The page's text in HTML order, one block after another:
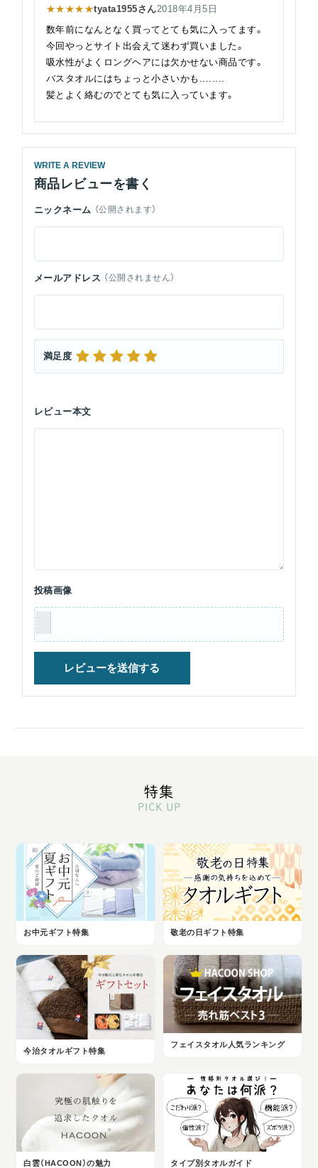
★★★★★tyata1955さん2018年4月5日
数年前になんとなく買ってとても気に入ってます。
今回やっとサイト出会えて迷わず買いました。
吸水性がよくロングヘアには欠かせない商品です。
バスタオルにはちょっと小さいかも........
髪とよく絡むのでとても気に入っています。
WRITE A REVIEW
商品レビューを書く
ニックネーム （公開されます）
メールアドレス （公開されません）
満足度
レビュー本文
投稿画像
特集
PICK UP
お中元ギフト特集 敬老の日ギフト特集
今治タオルギフト特集
フェイスタオル人気ランキング
白雲（HACOON）の魅力 タイプ別タオルガイド